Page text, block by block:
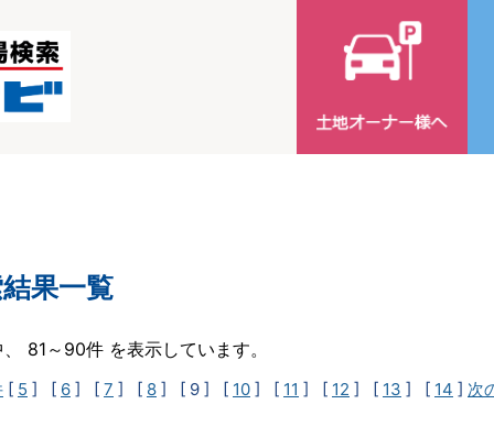
果一覧
81～90件 を表示しています。
[ 5 ] [ 6 ] [ 7 ] [ 8 ] [ 9 ] [ 10 ] [ 11 ] [ 12 ] [ 13 ] [ 14 ] 次